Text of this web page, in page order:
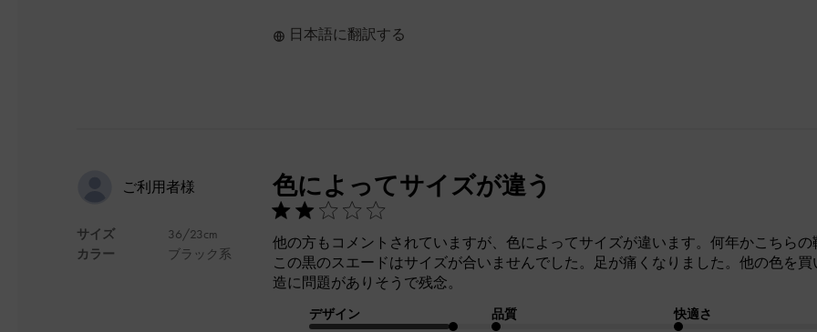
日本語に翻訳する
ご利用者様
サイズ
カラー
36/23cm
ブラック系
色によってサイズが違う
他の方もコメントされていますが、色によってサイズが違います。何年かこちらの
この黒のスエードはサイズが合いませんでした。足が痛くなりました。他の色を
造に問題がありそうで残念。
デザイン 品質 快適さ